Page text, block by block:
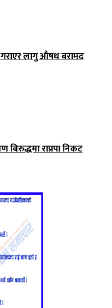
लागु औषध बरामद
बिरुद्धमा राप्रपा निकट